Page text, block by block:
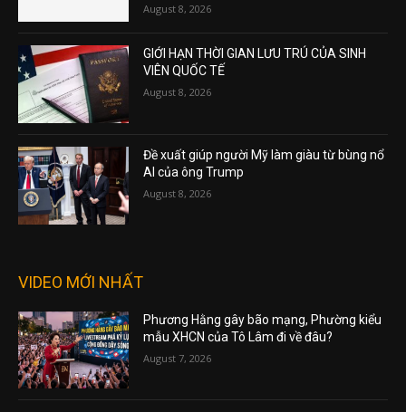
August 8, 2026
GIỚI HẠN THỜI GIAN LƯU TRÚ CỦA SINH
VIÊN QUỐC TẾ
August 8, 2026
Đề xuất giúp người Mỹ làm giàu từ bùng nổ
AI của ông Trump
August 8, 2026
VIDEO MỚI NHẤT
Phương Hằng gây bão mạng, Phường kiểu
mẫu XHCN của Tô Lâm đi về đâu?
August 7, 2026